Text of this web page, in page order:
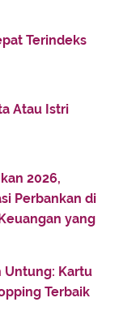
Terindeks
Atau Istri
2026,
Perbankan di
yang
Untung: Kartu
Terbaik